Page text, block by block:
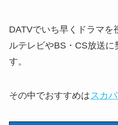
DATVでいち早くドラマを
ルテレビやBS・CS放送に
す。
その中でおすすめはスカパ